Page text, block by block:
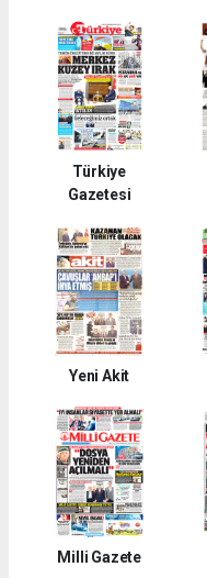
Türkiye
Gazetesi
Yeni Akit
Milli Gazete